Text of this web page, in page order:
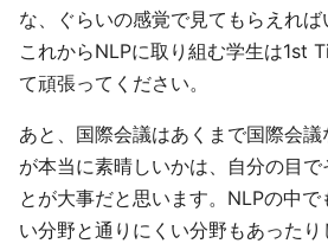
な、ぐらいの感覚で見てもらえれば
これからNLPに取り組む学生は1st
て頑張ってください。
あと、国際会議はあくまで国際会
が本当に素晴しいかは、自分の目
とが大事だと思います。NLPの中
い分野と通りにくい分野もあった